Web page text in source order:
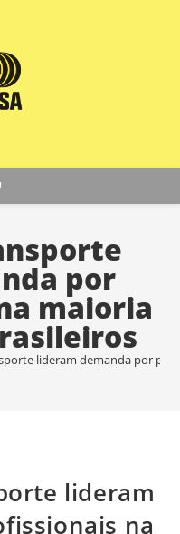
por
maioria
lideram demanda por
lideram
na